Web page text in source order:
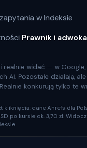
w Indeksie
Prawnik i
realnie widać — w
AI. Pozostałe działają,
konkurują tylko te
kliknięcia: dane Ahrefs dla
po kursie ok. 3,70 zł.